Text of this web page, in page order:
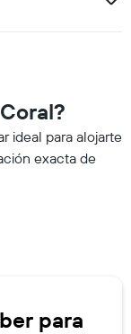
ideal para alojarte
exacta de
para